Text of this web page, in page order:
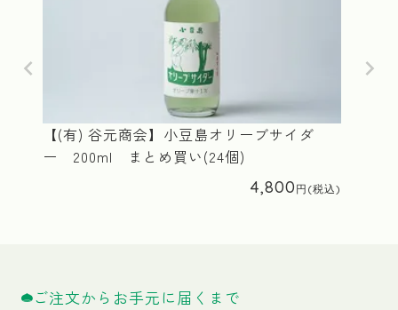
【(有) 谷元商会】小豆島オリーブサイダ
ー 200ml まとめ買い(24個)
4,800
ご注文からお手元に届くまで